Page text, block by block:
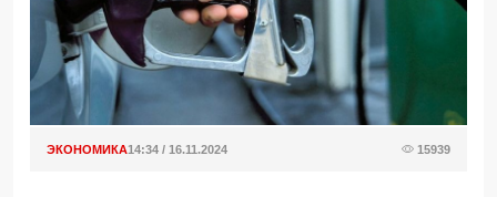
ЭКОНОМИКА14:34 / 16.11.2024 15939